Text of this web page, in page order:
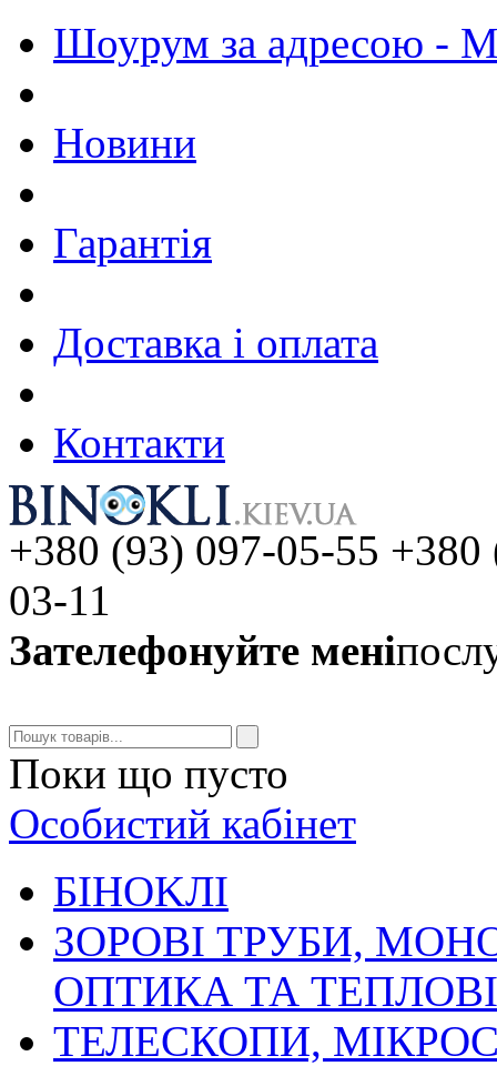
Шоурум за адресою - М.
Новини
Гарантія
Доставка і оплата
Контакти
+380 (93) 097-05-55
03-11
Зателефонуйте мені
Поки що пусто
Особистий кабінет
БIHOKЛI
ЗОРОВІ ТРУБИ,
ОПТИКА ТА
ТЕЛЕСКОПИ,